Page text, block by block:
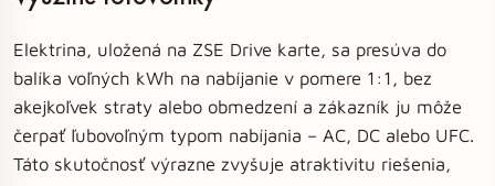
Elektrina, uložená na ZSE Drive karte, sa presúva do
balíka voľných kWh na nabíjanie v pomere 1:1, bez
akejkoľvek straty alebo obmedzení a zákazník ju môže
čerpať ľubovoľným typom nabíjania – AC, DC alebo UFC.
Táto skutočnosť výrazne zvyšuje atraktivitu riešenia,